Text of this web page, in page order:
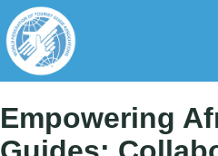
content
Empowering